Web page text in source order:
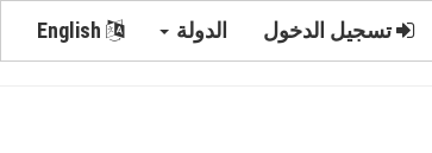
تسجيل الدخول الدولة